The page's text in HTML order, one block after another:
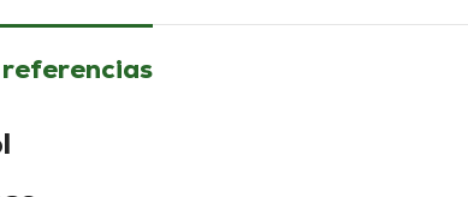
referencias